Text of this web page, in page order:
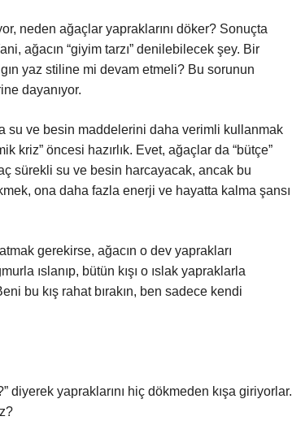
neden ağaçlar yapraklarını döker? Sonuçta
ağacın “giyim tarzı” denilebilecek şey. Bir
yaz stiline mi devam etmeli? Bu sorunun
dayanıyor.
su ve besin maddelerini daha verimli kullanmak
kriz” öncesi hazırlık. Evet, ağaçlar da “bütçe”
sürekli su ve besin harcayacak, ancak bu
ona daha fazla enerji ve hayatta kalma şansı
gerekirse, ağacın o dev yaprakları
ıslanıp, bütün kışı o ıslak yapraklarla
bu kış rahat bırakın, ben sadece kendi
yapraklarını hiç dökmeden kışa giriyorlar.